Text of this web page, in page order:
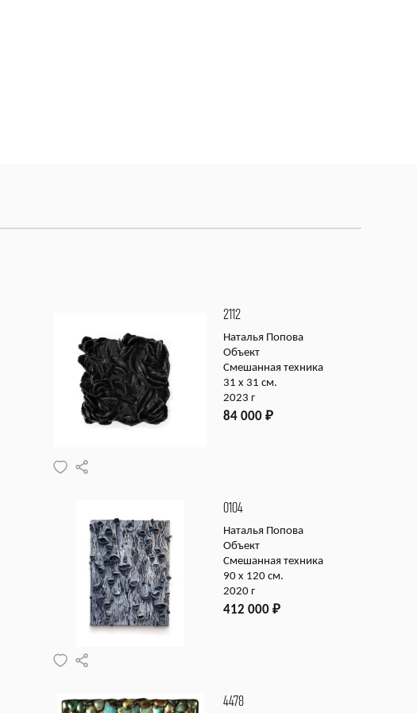
2112
Наталья Попова
Объект
Смешанная техника
31 х 31 см.
2023 г
84 000 ₽
0104
Наталья Попова
Объект
Смешанная техника
90 х 120 см.
2020 г
412 000 ₽
4478